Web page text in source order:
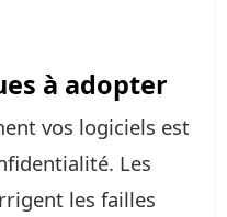
à adopter
vos logiciels est
Les
les failles